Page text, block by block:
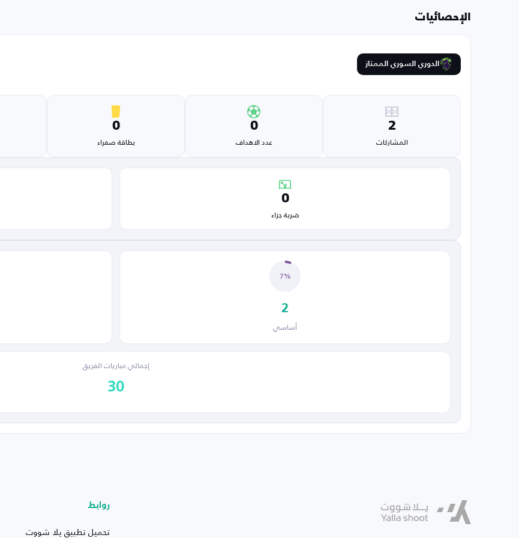
الإحصائيات
الدوري السوري الممتاز
2
المشاركات
0
عدد الاهداف
0
بطاقة صفراء
0
ضربة جزاء
7%
2
أساسي
إجمالي مباريات الفريق
30
روابط
تحميل تطبيق يلا شووت